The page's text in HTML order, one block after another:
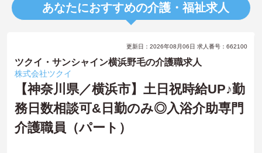
あなたにおすすめの介護・福祉求人
更新日：2026年08月06日 求人番号：662100
ツクイ・サンシャイン横浜野毛の介護職求人
株式会社ツクイ
【神奈川県／横浜市】土日祝時給UP♪勤
務日数相談可&日勤のみ◎入浴介助専門
介護職員（パート）